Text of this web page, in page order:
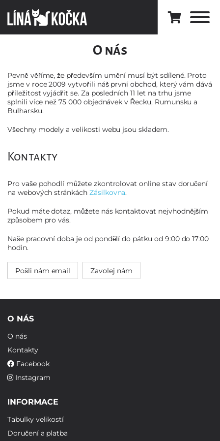
O nás
Pevně věříme, že především umění musí být sdílené. Proto
jsme v roce 2009 vytvořili náš první obchod, který vám dává
příležitost vyjádřit se. Za posledních 11 let na trhu jsme
splnili více než 75 000 objednávek v Řecku, Rumunsku a
Bulharsku.
Všechny modely a velikosti webu jsou skladem.
Kontakty
Pro vaše pohodlí můžete zkontrolovat online stav doručení
na webových stránkách Zásilkovna.
Pokud máte dotaz, můžete nás kontaktovat nejvhodnějším
způsobem pro vás.
Naše pracovní doba je od pondělí do pátku od 9:00 do 17:00
hodin.
Pošli nám email Zavolej nám
O NÁS
O nás
Kontakty
Facebook
Instagram
INFORMACE
Tabulky velikostí
Doručení a platba